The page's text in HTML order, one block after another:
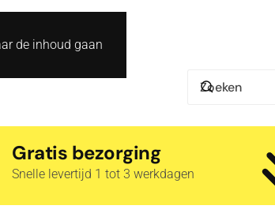
de inhoud gaan
Gratis bezorging
Snelle levertijd 1 tot 3 werkdagen